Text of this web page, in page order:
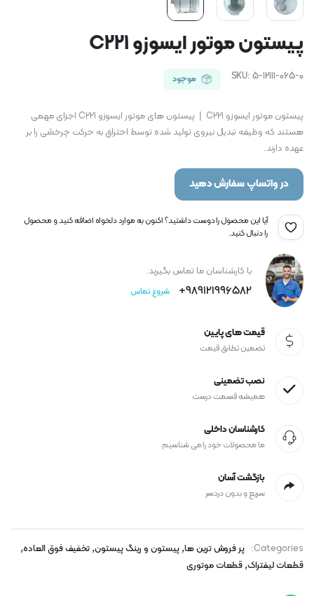
پیستون موتور ایسوزو C221
SKU: 5-12111-065-0 موجود
پیستون موتور ایسوزو C221 | پیستون های موتور ایسوزو C221 اجزای مهمی
هستند که وظیفه تبدیل نیروی تولید شده توسط احتراق به حرکت چرخشی را بر
عهده دارند.
در واتساپ سفارش دهید
آیا این محصول را دوست داشتید؟ اکنون به موارد دلخواه اضافه کنید و محصول
را دنبال کنید.
با کارشناسان ما تماس بگیرید.
989121996582+ شروع تماس
قیمت های پایین
تضمین تطابق قیمت
نصب تضمینی
همیشه قسمت درست
کارشناسان داخلی
ما محصولات خود را می شناسیم
بازگشت آسان
سریع و بدون دردسر
Categories: پر فروش ترین ها,پیستون و رینگ پیستون, تخفیف فوق العاده,
قطعات لیفتراک, قطعات موتوری